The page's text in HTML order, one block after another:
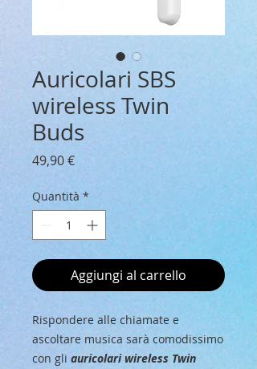
Auricolari SBS
wireless Twin
Buds
49,90 €Prezzo
Quantità *
Aggiungi al carrello
Rispondere alle chiamate e
ascoltare musica sarà comodissimo
con gli auricolari wireless Twin